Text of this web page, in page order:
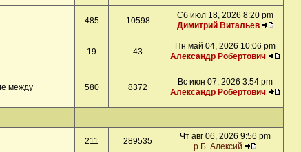
485 10598
Сб июл 18, 2026 8:20 pm
Димитрий Витальев
19 43
Пн май 04, 2026 10:06 pm
Александр Робертович
между
580 8372
Вс июн 07, 2026 3:54 pm
Александр Робертович
211 289535
Чт авг 06, 2026 9:56 pm
р.Б. Алексий